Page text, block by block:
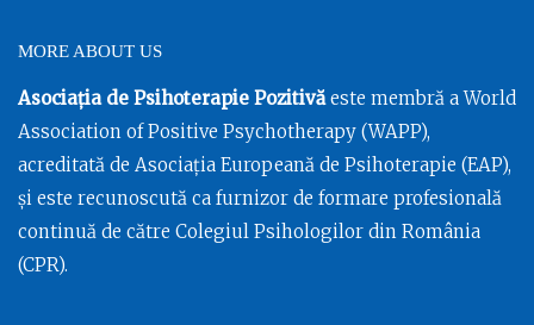
MORE ABOUT US
Asociația de Psihoterapie Pozitivăeste membră a World
Association of Positive Psychotherapy (WAPP),
acreditată de Asociația Europeană de Psihoterapie (EAP),
și este recunoscută ca furnizor de formare profesională
continuă de către Colegiul Psihologilor din România
(CPR).